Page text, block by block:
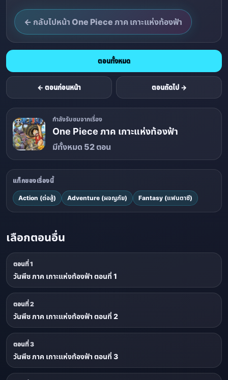
← กลับไปหน้า One Piece ภาค เกาะแห่งท้องฟ้า
← ตอนก่อนหน้า
ตอนทั้งหมด
ตอนถัดไป →
กำลังรับชมจากเรื่อง
One Piece ภาค เกาะแห่งท้องฟ้า
มีทั้งหมด 52 ตอน
แท็กของเรื่องนี้
Action (ต่อสู้) Adventure (ผจญภัย) Fantasy (แฟนตาซี)
เลือกตอนอื่น
ตอนที่ 1
วันพีช ภาค เกาะแห่งท้องฟ้า ตอนที่ 1
ตอนที่ 2
วันพีช ภาค เกาะแห่งท้องฟ้า ตอนที่ 2
ตอนที่ 3
วันพีช ภาค เกาะแห่งท้องฟ้า ตอนที่ 3